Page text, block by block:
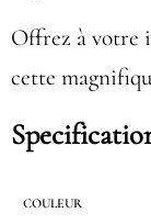
Offrez à votre
cette
COULEUR